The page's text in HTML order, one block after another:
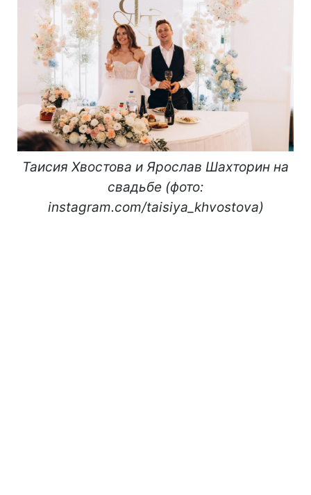
Таисия Хвостова и Ярослав Шахторин на
свадьбе (фото:
instagram.com/taisiya_khvostova)